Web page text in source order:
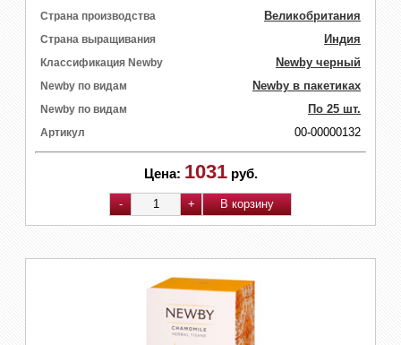
Страна производства Великобритания
Страна выращивания Индия
Классификация Newby Newby черный
Newby по видам Newby в пакетиках
Newby по видам По 25 шт.
Артикул 00-00000132
Цена: 1031 руб.